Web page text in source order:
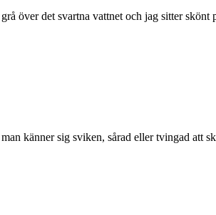
över det svartna vattnet och jag sitter
känner sig sviken, sårad eller tvingad att